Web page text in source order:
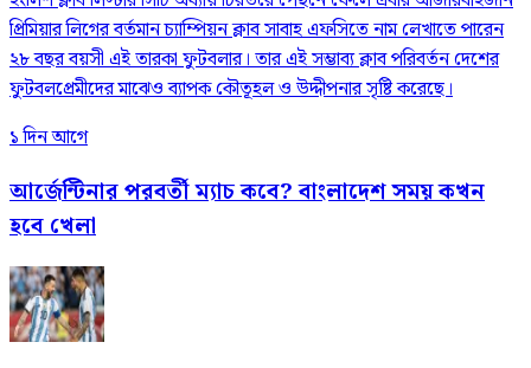
প্রিমিয়ার লিগের বর্তমান চ্যাম্পিয়ন ক্লাব সাবাহ এফসিতে নাম লেখাতে পারেন
২৮ বছর বয়সী এই তারকা ফুটবলার। তার এই সম্ভাব্য ক্লাব পরিবর্তন দেশের
ফুটবলপ্রেমীদের মাঝেও ব্যাপক কৌতূহল ও উদ্দীপনার সৃষ্টি করেছে।
১ দিন আগে
আর্জেন্টিনার পরবর্তী ম্যাচ কবে? বাংলাদেশ সময় কখন
হবে খেলা